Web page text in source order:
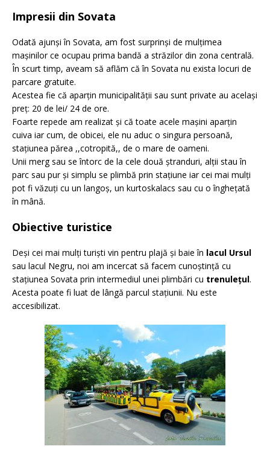
Impresii din Sovata
Odată ajunși în Sovata, am fost surprinși de mulțimea
mașinilor ce ocupau prima bandă a străzilor din zona centrală.
În scurt timp, aveam să aflăm că în Sovata nu exista locuri de
parcare gratuite.
Acestea fie că aparțin municipalității sau sunt private au același
preț: 20 de lei/ 24 de ore.
Foarte repede am realizat și că toate acele mașini aparțin
cuiva iar cum, de obicei, ele nu aduc o singura persoană,
stațiunea părea ,,cotropită,, de o mare de oameni.
Unii merg sau se întorc de la cele două ștranduri, alții stau în
parc sau pur și simplu se plimbă prin stațiune iar cei mai mulți
pot fi văzuți cu un langoș, un kurtoskalacs sau cu o înghețată
în mână.
Obiective turistice
Deși cei mai mulți turiști vin pentru plajă și baie în lacul Ursul
sau lacul Negru, noi am incercat să facem cunoștință cu
stațiunea Sovata prin intermediul unei plimbări cu trenulețul.
Acesta poate fi luat de lângă parcul stațiunii. Nu este
accesibilizat.